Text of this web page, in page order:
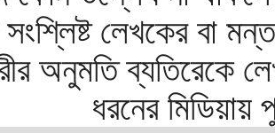
সংশ্লিষ্ট লেখকের বা
অনুমতি ব্যতিরেকে
ধরনের মিডিয়ায়